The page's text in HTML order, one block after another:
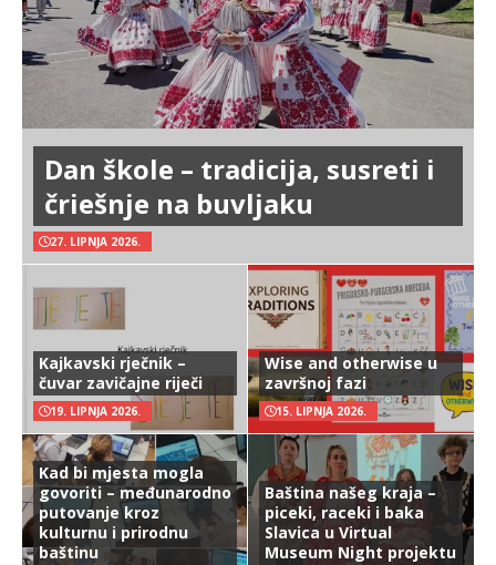
Dan škole – tradicija, susreti i
čriešnje na buvljaku
27. LIPNJA 2026.
Kajkavski rječnik –
čuvar zavičajne riječi
19. LIPNJA 2026.
Wise and otherwise u
završnoj fazi
15. LIPNJA 2026.
Kad bi mjesta mogla
govoriti – međunarodno
putovanje kroz
kulturnu i prirodnu
baštinu
Baština našeg kraja –
piceki, raceki i baka
Slavica u Virtual
Museum Night projektu